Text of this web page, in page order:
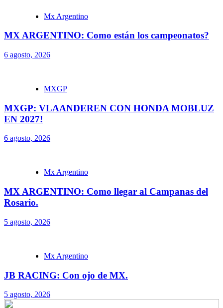
Mx Argentino
MX ARGENTINO: Como están los campeonatos?
6 agosto, 2026
MXGP
MXGP: VLAANDEREN CON HONDA MOBLUZ
EN 2027!
6 agosto, 2026
Mx Argentino
MX ARGENTINO: Como llegar al Campanas del
Rosario.
5 agosto, 2026
Mx Argentino
JB RACING: Con ojo de MX.
5 agosto, 2026